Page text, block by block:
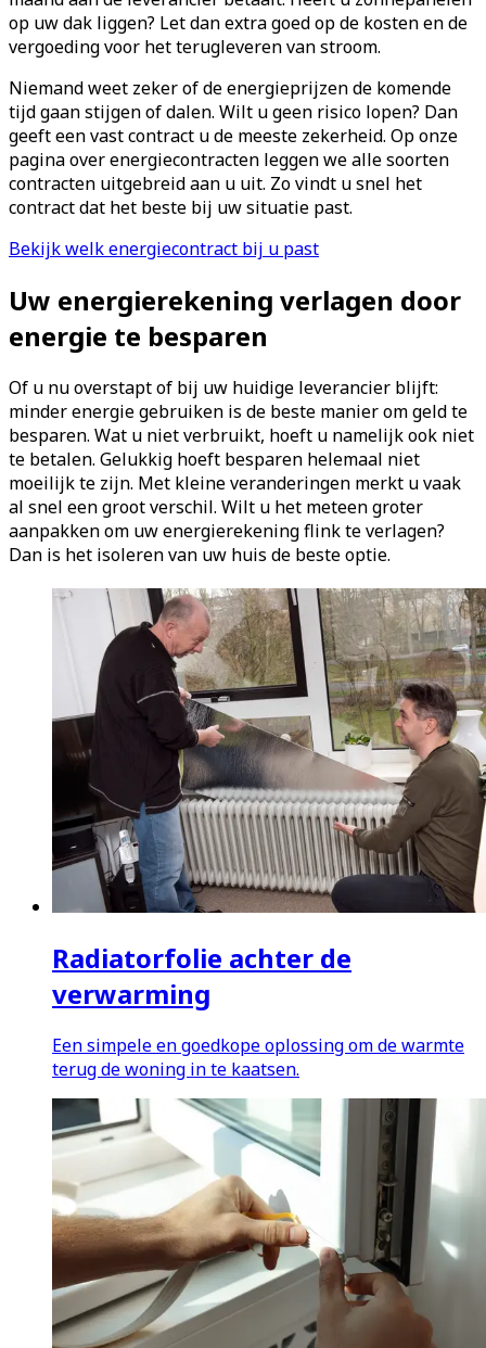
op uw dak liggen? Let dan extra goed op de kosten en de
vergoeding voor het terugleveren van stroom.
Niemand weet zeker of de energieprijzen de komende
tijd gaan stijgen of dalen. Wilt u geen risico lopen? Dan
geeft een vast contract u de meeste zekerheid. Op onze
pagina over energiecontracten leggen we alle soorten
contracten uitgebreid aan u uit. Zo vindt u snel het
contract dat het beste bij uw situatie past.
Bekijk welk energiecontract bij u past
Uw energierekening verlagen door
energie te besparen
Of u nu overstapt of bij uw huidige leverancier blijft:
minder energie gebruiken is de beste manier om geld te
besparen. Wat u niet verbruikt, hoeft u namelijk ook niet
te betalen. Gelukkig hoeft besparen helemaal niet
moeilijk te zijn. Met kleine veranderingen merkt u vaak
al snel een groot verschil. Wilt u het meteen groter
aanpakken om uw energierekening flink te verlagen?
Dan is het isoleren van uw huis de beste optie.
Radiatorfolie achter de
verwarming
Een simpele en goedkope oplossing om de warmte
terug de woning in te kaatsen.